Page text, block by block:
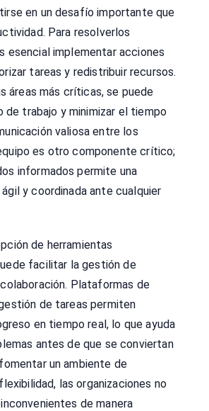
en un desafío importante que
Para resolverlos
esencial implementar acciones
tareas y redistribuir recursos.
áreas más críticas, se puede
de trabajo y minimizar el tiempo
valiosa entre los
es otro componente crítico;
informados permite una
y coordinada ante cualquier
de herramientas
facilitar la gestión de
Plataformas de
de tareas permiten
en tiempo real, lo que ayuda
antes de que se conviertan
un ambiente de
las organizaciones no
de manera